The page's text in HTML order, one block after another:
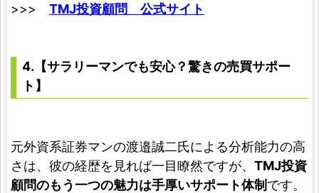
>>> TMJ投資顧問 公式サイト
4.【サラリーマンでも安心？驚きの売買サポー
ト】
元外資系証券マンの渡邉誠二氏による分析能力の高
さは、彼の経歴を見れば一目瞭然ですが、 TMJ投資
顧問のもう一つの魅力は手厚いサポート体制 です。